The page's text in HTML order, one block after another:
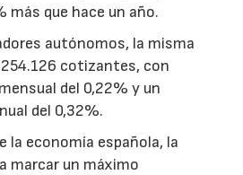
más que hace un año.
autónomos, la misma
cotizantes, con
del 0,22% y un
del 0,32%.
la economía española, la
marcar un máximo